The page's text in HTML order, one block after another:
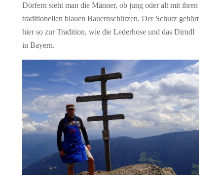
Dörfern sieht man die Männer, ob jung oder alt mit ihren
traditionellen blauen Bauernschürzen. Der Schurz gehört
hier so zur Tradition, wie die Lederhose und das Dirndl
in Bayern.